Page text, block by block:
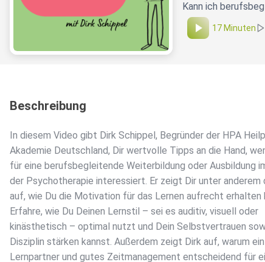
Kann ich
17 Minuten
Beschreibung
In diesem Video gibt Dirk Schippel, Begründer der HPA
Akademie Deutschland, Dir wertvolle Tipps an die Hand,
für eine berufsbegleitende Weiterbildung oder Ausbildung
der Psychotherapie interessiert. Er zeigt Dir unter anderem
auf, wie Du die Motivation für das Lernen aufrecht erhalten
Erfahre, wie Du Deinen Lernstil – sei es auditiv, visuell oder
kinästhetisch – optimal nutzt und Dein Selbstvertrauen
Disziplin stärken kannst. Außerdem zeigt Dirk auf, warum ein
Lernpartner und gutes Zeitmanagement entscheidend für